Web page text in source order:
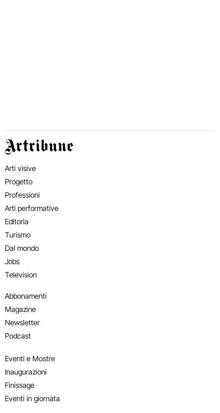
Artribune
Arti visive
Progetto
Professioni
Arti performative
Editoria
Turismo
Dal mondo
Jobs
Television
Abbonamenti
Magazine
Newsletter
Podcast
Eventi e Mostre
Inaugurazioni
Finissage
Eventi in giornata